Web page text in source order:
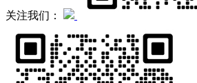
关注我们：